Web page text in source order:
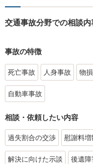
交通事故分野での相談内
事故の特徴
死亡事故 人身事故 物
自動車事故
相談・依頼したい内容
過失割合の交渉 慰謝料増
解決に向けた示談 後遺障